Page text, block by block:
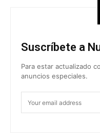
Suscríbete a
Para estar actualizado
anuncios especiales.